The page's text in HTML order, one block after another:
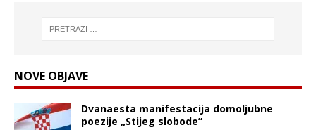
NOVE OBJAVE
Dvanaesta manifestacija domoljubne
poezije „Stijeg slobode”